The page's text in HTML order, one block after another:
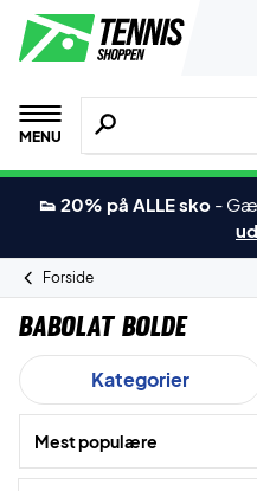
MENU
Søg efter
👟 20% på ALLE sko -
Forside
Babolat Bolde
Kategorier
Mest populære